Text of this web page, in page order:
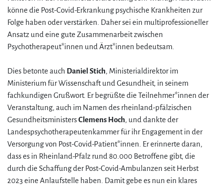
könne die Post-Covid-Erkrankung psychische Krankheiten zur
Folge haben oder verstärken. Daher sei ein multiprofessioneller
Ansatz und eine gute Zusammenarbeit zwischen
Psychotherapeut*innen und Ärzt*innen bedeutsam.
Dies betonte auch Daniel Stich, Ministerialdirektor im
Ministerium für Wissenschaft und Gesundheit, in seinem
fachkundigen Grußwort. Er begrüßte die Teilnehmer*innen der
Veranstaltung, auch im Namen des rheinland-pfälzischen
GesundheitsministersClemens Hoch, und dankte der
Landespsychotherapeutenkammer für ihr Engagement in der
Versorgung von Post-Covid-Patient*innen. Er erinnerte daran,
dass es in Rheinland-Pfalz rund 80.000 Betroffene gibt, die
durch die Schaffung der Post-Covid-Ambulanzen seit Herbst
2023 eine Anlaufstelle haben. Damit gebe es nun ein klares